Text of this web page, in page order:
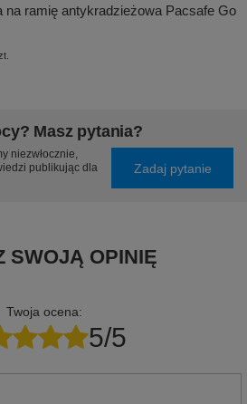
na ramię antykradzieżowa Pacsafe Go
Masz pytania?
niezwłocznie,
publikując dla
Zadaj pytanie
SWOJĄ OPINIĘ
Twoja ocena:
5/5